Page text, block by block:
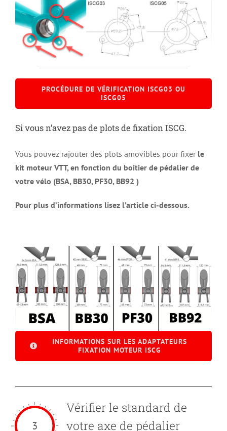
PROCÉDURE DE VÉRIFICATION ISCG03 OU
ISCG05
Si vous n’avez pas de plots de fixation ISCG.
Vous pouvez rajouter des plots amovibles pour fixer le
kit moteur VTT, en fonction du boitier de pédalier de
votre vélo (BSA, BB30, PF30, BB92 )
Pour plus d’informations lisez l’article ci-dessous.
INFORMATIONS SUR LES ADAPTATEURS
FIXATION MOTEUR ISCG
3
Vérifier le standard de
votre axe de pédalier